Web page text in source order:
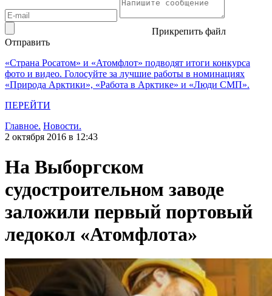
Прикрепить файл
Отправить
«Страна Росатом» и «Атомфлот» подводят итоги конкурса
фото и видео. Голосуйте за лучшие работы в номинациях
«Природа Арктики», «Работа в Арктике» и «Люди СМП».
ПЕРЕЙТИ
Главное. Новости.
2 октября 2016 в 12:43
На Выборгском
судостроительном заводе
заложили первый портовый
ледокол «Атомфлота»